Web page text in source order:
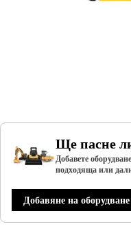
Ще пасне
Добавете
подходяща или
Добавяне на оборудване